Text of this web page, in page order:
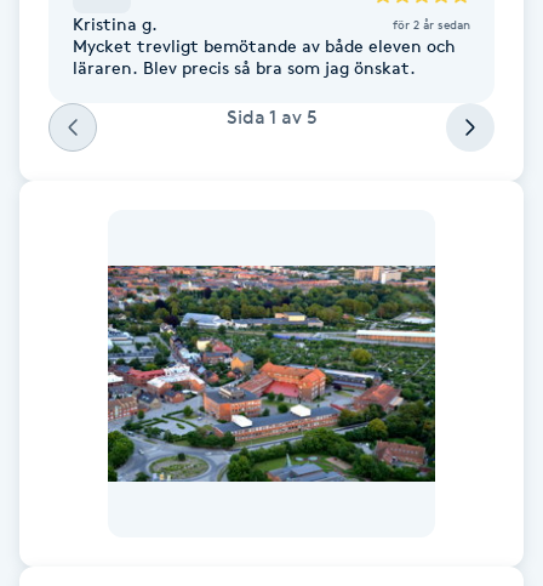
Hårborttagning
Hårbottenbehandling
Hårförlängning
Hälsprickor
IPL
Kristina g. för 2 år sedan
Mycket trevligt bemötande av både eleven och
läraren. Blev precis så bra som jag önskat.
Sida 1 av 5